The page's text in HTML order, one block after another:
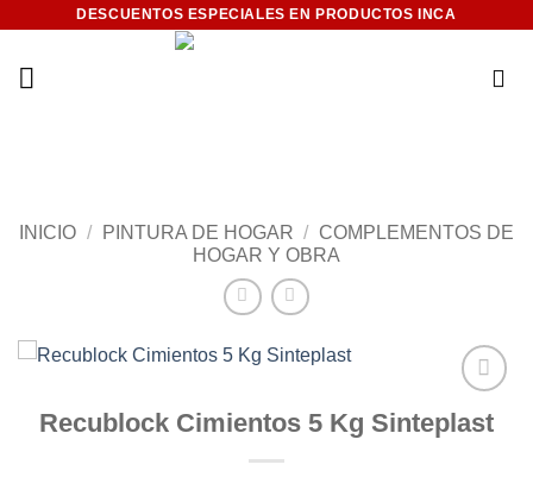
contenido
DESCUENTOS ESPECIALES EN PRODUCTOS INCA
INICIO / PINTURA DE HOGAR / COMPLEMENTOS DE
HOGAR Y OBRA
Add to
wishlist
Recublock Cimientos 5 Kg Sinteplast